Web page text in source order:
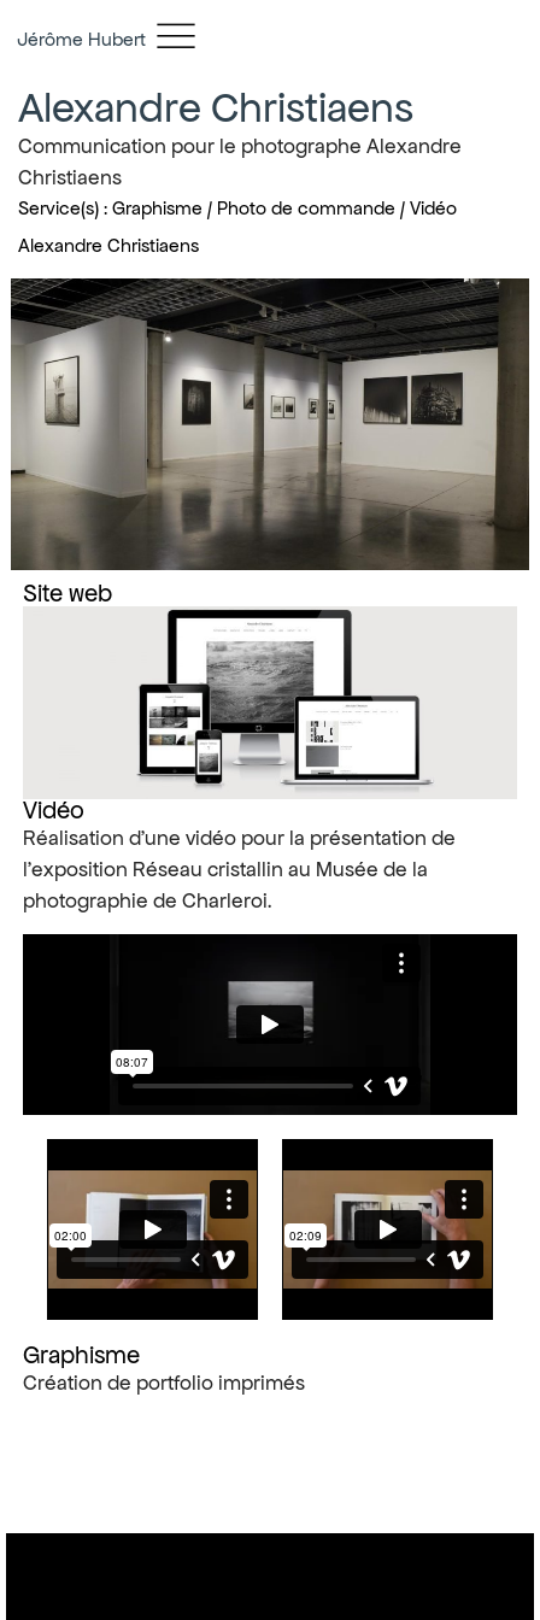
Jérôme Hubert
Alexandre Christiaens
Communication pour le photographe Alexandre
Christiaens
Service(s) : Graphisme / Photo de commande / Vidéo
Alexandre Christiaens
Site web
Vidéo
Réalisation d’une vidéo pour la présentation de
l’exposition Réseau cristallin au Musée de la
photographie de Charleroi.
Graphisme
Création de portfolio imprimés